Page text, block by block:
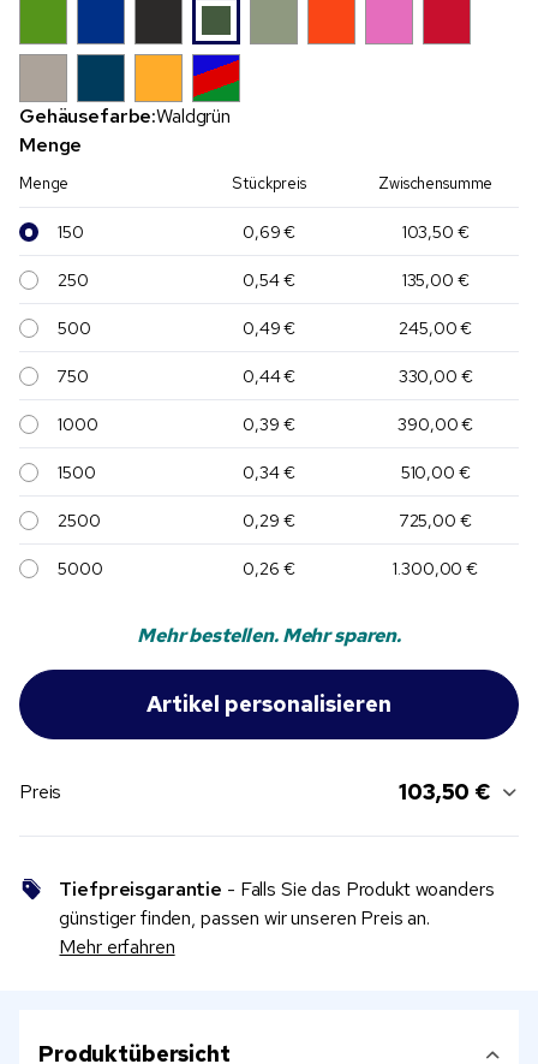
Gehäusefarbe:Waldgrün
Menge
Menge Stückpreis Zwischensumme
150 0,69 € 103,50 €
250 0,54 € 135,00 €
500 0,49 € 245,00 €
750 0,44 € 330,00 €
1000 0,39 € 390,00 €
1500 0,34 € 510,00 €
2500 0,29 € 725,00 €
5000 0,26 € 1.300,00 €
Mehr bestellen. Mehr sparen.
Preis 103,50 €
Tiefpreisgarantie - Falls Sie das Produkt woanders
günstiger finden, passen wir unseren Preis an.
Mehr erfahren
Produktübersicht